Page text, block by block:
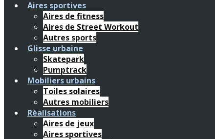
Aires sportives
Aires de fitness
Aires de Street Workout
Autres sports
Glisse urbaine
Skatepark
Pumptrack
Mobiliers urbains
Toiles solaires
Autres mobiliers
Réalisations
Aires de jeux
Aires sportives